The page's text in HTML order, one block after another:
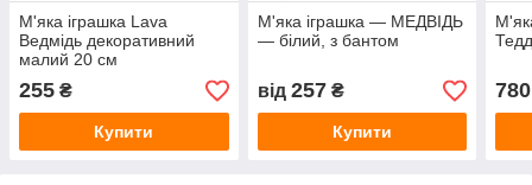
М'яка іграшка Lava
Ведмідь декоративний
малий 20 см
255 ₴
Купити
М'яка іграшка — МЕДВІДЬ
— білий, з бантом
від 257₴
Купити
780